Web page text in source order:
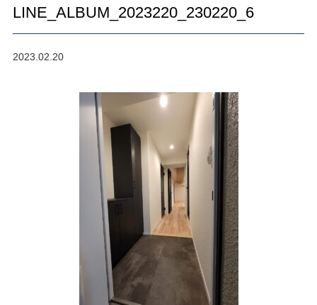
LINE_ALBUM_2023220_230220_6
2023.02.20